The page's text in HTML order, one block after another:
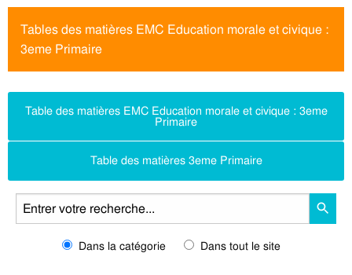
Tables des matières EMC Education morale et civique :
3eme Primaire
Table des matières EMC Education morale et civique : 3eme
Primaire
Table des matières 3eme Primaire
Dans la catégorie Dans tout le site